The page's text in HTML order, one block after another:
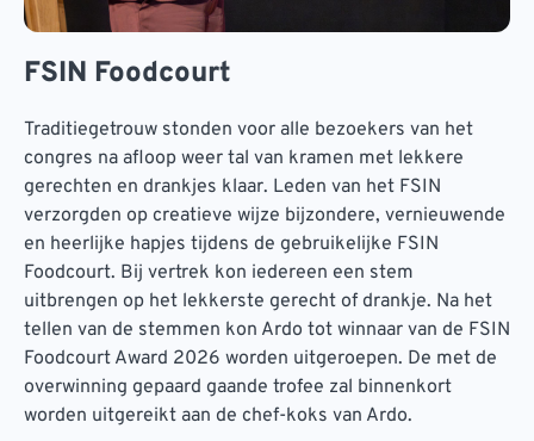
FSIN Foodcourt
Traditiegetrouw stonden voor alle bezoekers van het
congres na afloop weer tal van kramen met lekkere
gerechten en drankjes klaar. Leden van het FSIN
verzorgden op creatieve wijze bijzondere, vernieuwende
en heerlijke hapjes tijdens de gebruikelijke FSIN
Foodcourt. Bij vertrek kon iedereen een stem
uitbrengen op het lekkerste gerecht of drankje. Na het
tellen van de stemmen kon Ardo tot winnaar van de FSIN
Foodcourt Award 2026 worden uitgeroepen. De met de
overwinning gepaard gaande trofee zal binnenkort
worden uitgereikt aan de chef-koks van Ardo.